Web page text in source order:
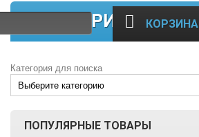
КОРЗИНА
КАТЕГОРИИ
Категория для поиска
ПОПУЛЯРНЫЕ ТОВАРЫ